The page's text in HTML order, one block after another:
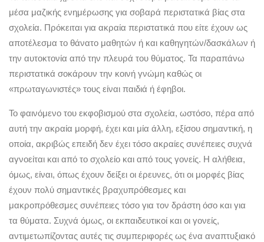
μέσα μαζικής ενημέρωσης για σοβαρά περιστατικά βίας στα
σχολεία. Πρόκειται για ακραία περιστατικά που είτε έχουν ως
αποτέλεσμα το θάνατο μαθητών ή και καθηγητών/δασκάλων ή
την αυτοκτονία από την πλευρά του θύματος. Τα παραπάνω
περιστατικά σοκάρουν την κοινή γνώμη καθώς οι
«πρωταγωνιστές» τους είναι παιδιά ή έφηβοι.
Το φαινόμενο του εκφοβισμού στα σχολεία, ωστόσο, πέρα από
αυτή την ακραία μορφή, έχει και μία άλλη, εξίσου σημαντική, η
οποία, ακριβώς επειδή δεν έχει τόσο ακραίες συνέπειες συχνά
αγνοείται και από το σχολείο και από τους γονείς. Η αλήθεια,
όμως, είναι, όπως έχουν δείξει οι έρευνες, ότι οι μορφές βίας
έχουν πολύ σημαντικές βραχυπρόθεσμες και
μακροπρόθεσμες συνέπειες τόσο για τον δράστη όσο και για
τα θύματα. Συχνά όμως, οι εκπαιδευτικοί και οι γονείς,
αντιμετωπίζοντας αυτές τις συμπεριφορές ως ένα αναπτυξιακό